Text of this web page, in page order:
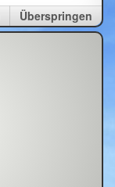
Überspringen